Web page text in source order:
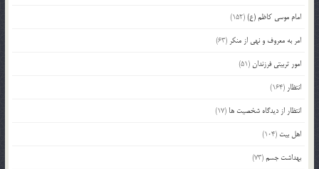
امام موسی کاظم (ع)(152)
امر به معروف و نهی از منکر (63)
امور تربیتی فرزندان(51)
انتظار (164)
انتظار از دیدگاه شخصیت ها (17)
اهل بیت (104)
بهداشت جسم(73)